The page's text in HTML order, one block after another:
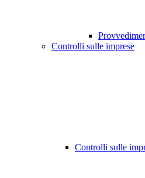
Controlli sulle imprese
Controlli sulle